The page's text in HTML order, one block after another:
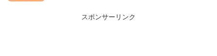
スポンサーリンク